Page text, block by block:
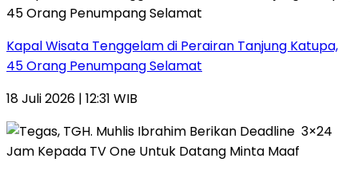
Kapal Wisata Tenggelam di Perairan Tanjung Katupa,
45 Orang Penumpang Selamat
18 Juli 2026 | 12:31 WIB